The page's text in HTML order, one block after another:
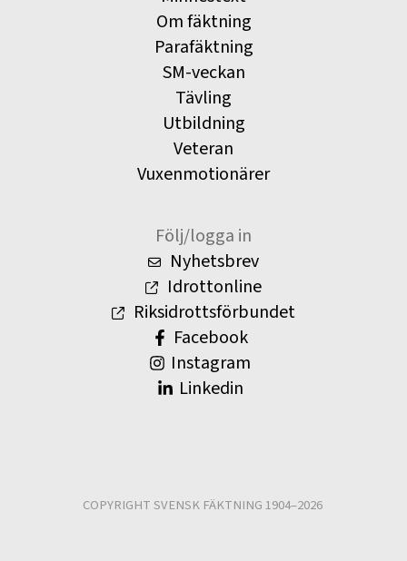
Om fäktning
Parafäktning
SM-veckan
Tävling
Utbildning
Veteran
Vuxenmotionärer
Följ/logga in
Nyhetsbrev
Idrottonline
Riksidrottsförbundet
Facebook
Instagram
Linkedin
COPYRIGHT SVENSK FÄKTNING 1904–2026